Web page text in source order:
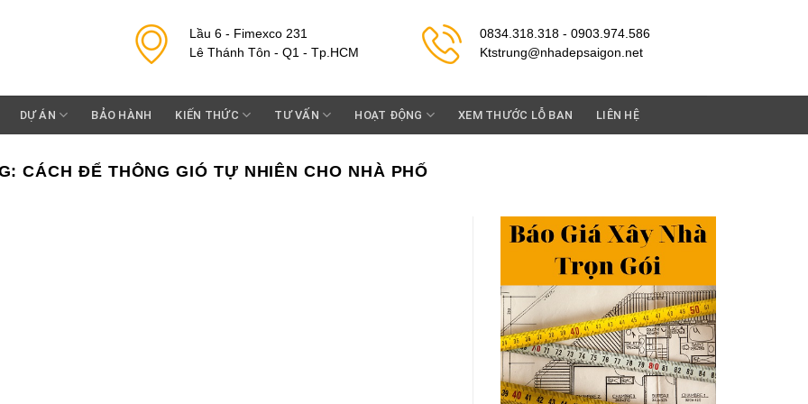
Lầu 6 - Fimexco 231
Lê Thánh Tôn - Q1 - Tp.HCM
0834.318.318 - 0903.974.586
Ktstrung@nhadepsaigon.net
DỰ ÁN BẢO HÀNH KIẾN THỨC TƯ VẤN HOẠT ĐỘNG XEM THƯỚC LỖ BAN LIÊN HỆ
CÁCH ĐỂ THÔNG GIÓ TỰ NHIÊN CHO NHÀ PHỐ